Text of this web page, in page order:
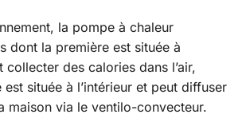
la pompe à chaleur
dont la première est située à
collecter des calories dans l’air,
est située à l’intérieur et peut diffuser
maison via le ventilo-convecteur.